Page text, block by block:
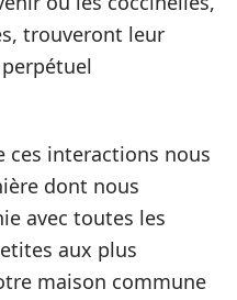
trouveront leur
ces interactions nous
dont nous
avec toutes les
aux plus
maison commune